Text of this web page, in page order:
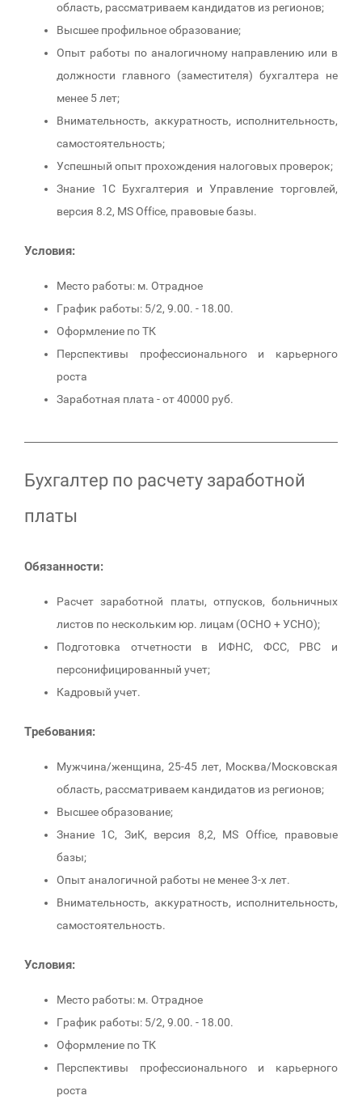
область, рассматриваем кандидатов из регионов;
Высшее профильное образование;
Опыт работы по аналогичному направлению или в
должности главного (заместителя) бухгалтера не
менее 5 лет;
Внимательность, аккуратность, исполнительность,
самостоятельность;
Успешный опыт прохождения налоговых проверок;
Знание 1С Бухгалтерия и Управление торговлей,
версия 8.2, MS Office, правовые базы.
Условия:
Место работы: м. Отрадное
График работы: 5/2, 9.00. - 18.00.
Оформление по ТК
Перспективы профессионального и карьерного
роста
Заработная плата - от 40000 руб.
Бухгалтер по расчету заработной
платы
Обязанности:
Расчет заработной платы, отпусков, больничных
листов по нескольким юр. лицам (ОСНО + УСНО);
Подготовка отчетности в ИФНС, ФСС, РВС и
персонифицированный учет;
Кадровый учет.
Требования:
Мужчина/женщина, 25-45 лет, Москва/Московская
область, рассматриваем кандидатов из регионов;
Высшее образование;
Знание 1С, ЗиК, версия 8,2, MS Office, правовые
базы;
Опыт аналогичной работы не менее 3-х лет.
Внимательность, аккуратность, исполнительность,
самостоятельность.
Условия:
Место работы: м. Отрадное
График работы: 5/2, 9.00. - 18.00.
Оформление по ТК
Перспективы профессионального и карьерного
роста